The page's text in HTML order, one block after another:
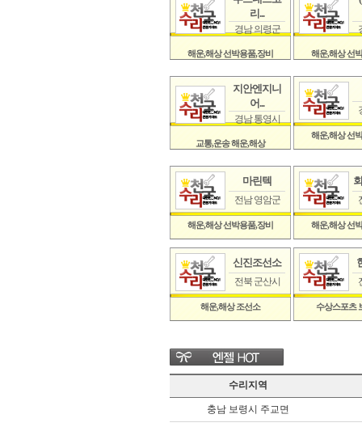
리...
경남 의령군
해운,해상 선박용품,장비 해운,해상 선
지안엔지니
어...
경남 통영시
교통,운송 해운,해상
해운,해상 선
마린텍
전남 영암군
해운,해상 선박용품,장비 해운,해상 선
신진조선소
전북 군산시
해운,해상 조선소 수상스포츠
수리지역
충남 보령시 주교면